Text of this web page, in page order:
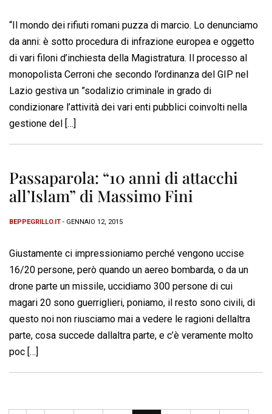
“Il mondo dei rifiuti romani puzza di marcio. Lo denunciamo
da anni: è sotto procedura di infrazione europea e oggetto
di vari filoni d’inchiesta della Magistratura. Il processo al
monopolista Cerroni che secondo l’ordinanza del GIP nel
Lazio gestiva un ”sodalizio criminale in grado di
condizionare l’attività dei vari enti pubblici coinvolti nella
gestione del […]
Passaparola: “10 anni di attacchi
all’Islam” di Massimo Fini
BEPPEGRILLO.IT - GENNAIO 12, 2015
Giustamente ci impressioniamo perché vengono uccise
16/20 persone, però quando un aereo bombarda, o da un
drone parte un missile, uccidiamo 300 persone di cui
magari 20 sono guerriglieri, poniamo, il resto sono civili, di
questo noi non riusciamo mai a vedere le ragioni dellaltra
parte, cosa succede dallaltra parte, e c’è veramente molto
poc […]